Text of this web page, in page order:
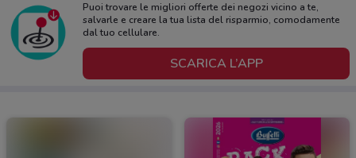
Puoi trovare le migliori offerte dei negozi vicino a te,
salvarle e creare la tua lista del risparmio, comodamente
dal tuo cellulare.
SCARICA L’APP